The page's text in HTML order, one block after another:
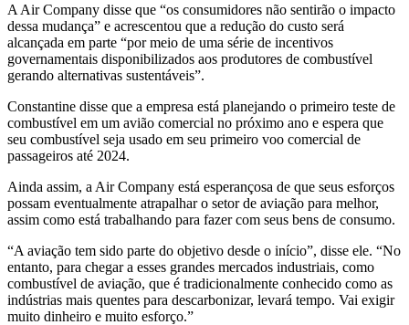
A Air Company disse que “os consumidores não sentirão o impacto
dessa mudança” e acrescentou que a redução do custo será
alcançada em parte “por meio de uma série de incentivos
governamentais disponibilizados aos produtores de combustível
gerando alternativas sustentáveis”.
Constantine disse que a empresa está planejando o primeiro teste de
combustível em um avião comercial no próximo ano e espera que
seu combustível seja usado em seu primeiro voo comercial de
passageiros até 2024.
Ainda assim, a Air Company está esperançosa de que seus esforços
possam eventualmente atrapalhar o setor de aviação para melhor,
assim como está trabalhando para fazer com seus bens de consumo.
“A aviação tem sido parte do objetivo desde o início”, disse ele. “No
entanto, para chegar a esses grandes mercados industriais, como
combustível de aviação, que é tradicionalmente conhecido como as
indústrias mais quentes para descarbonizar, levará tempo. Vai exigir
muito dinheiro e muito esforço.”